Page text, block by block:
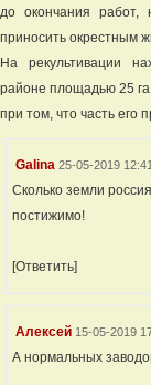
до окончания работ,
приносить окрестным
На рекультивации
районе площадью 25
при том, что часть его
Galina 25-05-2019 12:41
Сколько земли
постижимо!
[Ответить]
Алексей 15-05-2019
А нормальных